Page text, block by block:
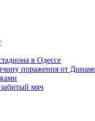
в Одессе
поражения от
мяч